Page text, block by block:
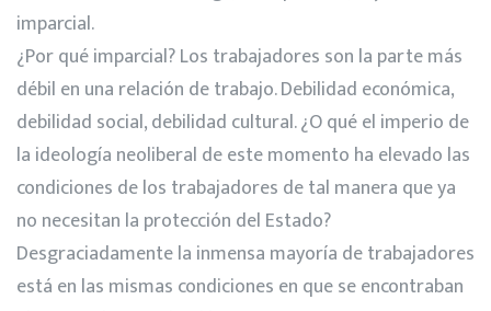
imparcial.
¿Por qué imparcial? Los trabajadores son la parte más
débil en una relación de trabajo. Debilidad económica,
debilidad social, debilidad cultural. ¿O qué el imperio de
la ideología neoliberal de este momento ha elevado las
condiciones de los trabajadores de tal manera que ya
no necesitan la protección del Estado?
Desgraciadamente la inmensa mayoría de trabajadores
está en las mismas condiciones en que se encontraban